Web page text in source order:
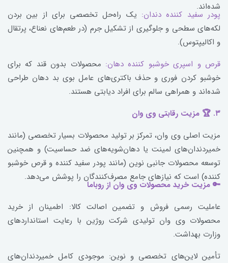
شده‌اند.
پودر سفید کننده دندان: یک راه‌حل تخصصی برای از بین بردن
لکه‌های سطحی و جلوگیری از تشکیل جرم (در طعم‌های نعناع، پرتقال
و اکالیپتوس).
قرص و اسپری خوشبو کننده دهان: محصولات بدون قند که برای
خوشبو کردن فوری و حذف باکتری‌های عامل بوی بد دهان طراحی
شده‌اند و همراهی سالم برای افراد دیابتی هستند.
۳. 🏆 مزیت رقابتی وی وان
مزیت اصلی وی وان، تمرکز بر تولید محصولات بسیار تخصصی (مانند
خمیردندان‌های لمینت یا دهان‌شویه‌های ضد حساسیت) و همچنین
توسعه محصولات جانبی نوین (مانند پودر سفید کننده و قرص خوشبو
کننده) است که نیازهای جامع مصرف‌کنندگان را پوشش می‌دهد.
🔑 مزیت خرید محصولات وی وان از روباما
عاملیت رسمی فروش و تضمین اصالت کالا: اطمینان از خرید
محصولات وی وان تولیدی شرکت روژین با رعایت استانداردهای
وزارت بهداشت.
تأمین لاین‌های تخصصی و نوین: موجودی کامل خمیردندان‌های